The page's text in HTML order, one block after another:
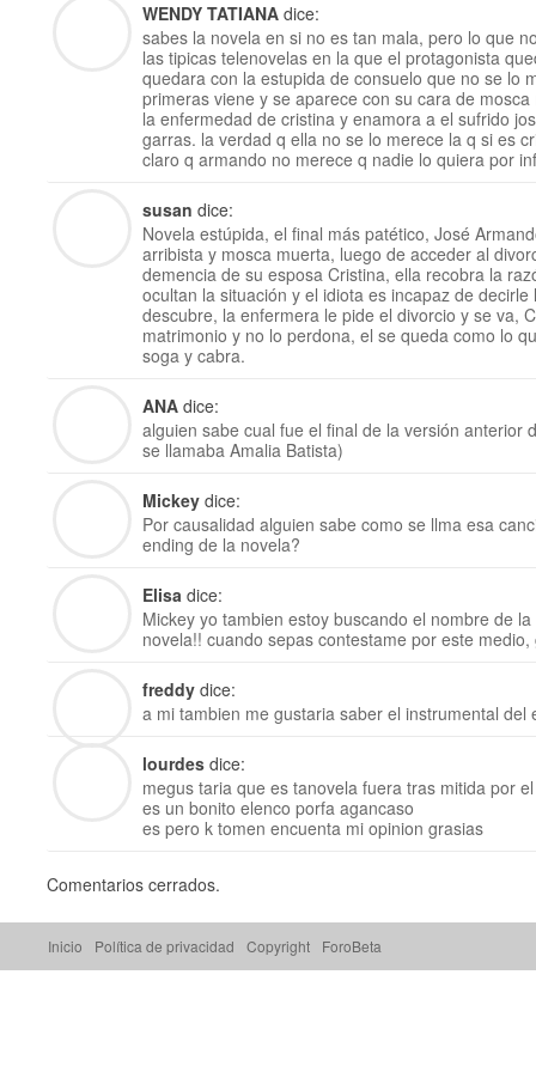
WENDY TATIANA dice:
sabes la novela en si no es tan mala, pero lo que
las tipicas telenovelas en la que el protagonista
quedara con la estupida de consuelo que no se lo
primeras viene y se aparece con su cara de
la enfermedad de cristina y enamora a el sufrido
garras. la verdad q ella no se lo merece la q si es
claro q armando no merece q nadie lo quiera por
susan dice:
Novela estúpida, el final más patético, José
arribista y mosca muerta, luego de acceder al
demencia de su esposa Cristina, ella recobra la
ocultan la situación y el idiota es incapaz de
descubre, la enfermera le pide el divorcio y se va,
matrimonio y no lo perdona, el se queda como lo
soga y cabra.
ANA dice:
alguien sabe cual fue el final de la versión anterior
se llamaba Amalia Batista)
Mickey dice:
Por causalidad alguien sabe como se llma esa
ending de la novela?
Elisa dice:
Mickey yo tambien estoy buscando el nombre de
novela!! cuando sepas contestame por este
freddy dice:
a mi tambien me gustaria saber el instrumental del
lourdes dice:
megus taria que es tanovela fuera tras mitida por
es un bonito elenco porfa agancaso
es pero k tomen encuenta mi opinion grasias
Comentarios cerrados.
Inicio Política de privacidad Copyright ForoBeta